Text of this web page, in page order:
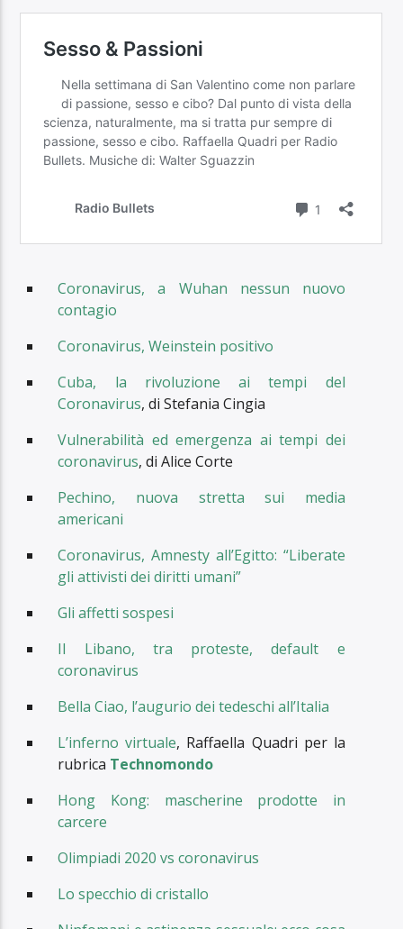
Coronavirus, a Wuhan nessun nuovo
contagio
Coronavirus, Weinstein positivo
Cuba, la rivoluzione ai tempi del
Coronavirus, di Stefania Cingia
Vulnerabilità ed emergenza ai tempi dei
coronavirus, di Alice Corte
Pechino, nuova stretta sui media
americani
Coronavirus, Amnesty all’Egitto: “Liberate
gli attivisti dei diritti umani”
Gli affetti sospesi
Il Libano, tra proteste, default e
coronavirus
Bella Ciao, l’augurio dei tedeschi all’Italia
L’inferno virtuale, Raffaella Quadri per la
rubrica Technomondo
Hong Kong: mascherine prodotte in
carcere
Olimpiadi 2020 vs coronavirus
Lo specchio di cristallo